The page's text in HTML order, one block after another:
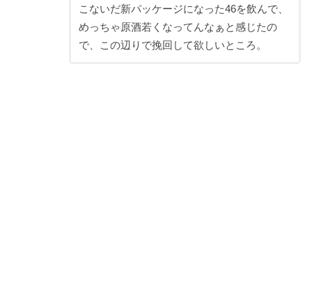
こないだ新パッケージになった46を飲んで、
めっちゃ原酒若くなってんなぁと感じたの
で、この辺りで挽回して欲しいところ。